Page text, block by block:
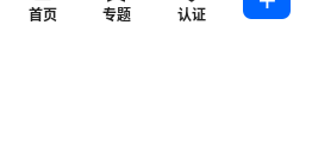
yiko湿润兔
yuuhui玉汇 ZinieQ 丽柜
首页 专题 认证